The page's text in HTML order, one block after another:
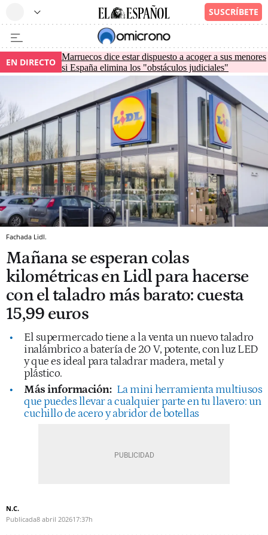
EN DIRECTO Marruecos dice estar dispuesto a acoger a sus menores
si España elimina los "obstáculos judiciales"
Fachada Lidl.
Mañana se esperan colas
kilométricas en Lidl para hacerse
con el taladro más barato: cuesta
15,99 euros
El supermercado tiene a la venta un nuevo taladro
inalámbrico a batería de 20 V, potente, con luz LED
y que es ideal para taladrar madera, metal y
plástico.
Más información: La mini herramienta multiusos
que puedes llevar a cualquier parte en tu llavero: un
cuchillo de acero y abridor de botellas
N.C.
Publicada8 abril 202617:37h